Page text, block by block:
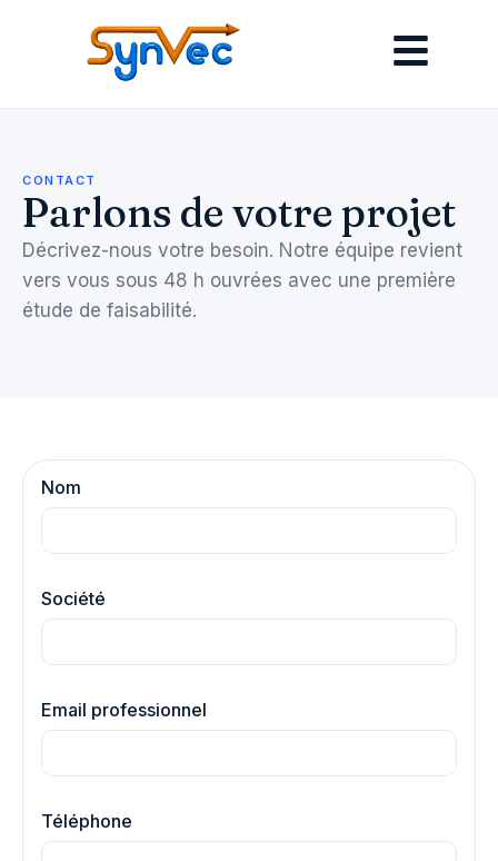
CONTACT
Parlons de votre projet
Décrivez-nous votre besoin. Notre équipe revient
vers vous sous 48 h ouvrées avec une première
étude de faisabilité.
Nom
Société
Email professionnel
Téléphone